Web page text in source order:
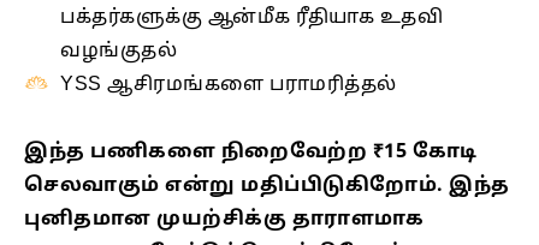
பக்தர்களுக்கு ஆன்மீக ரீதியாக உதவி
வழங்குதல்
YSS ஆசிரமங்களை பராமரித்தல்
இந்த பணிகளை நிறைவேற்ற ₹15 கோடி
செலவாகும் என்று மதிப்பிடுகிறோம். இந்த
புனிதமான முயற்சிக்கு தாராளமாக